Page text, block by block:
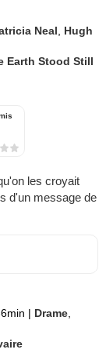
Neal
Hugh
Earth Stood Still
les croyait
d'un message de
| Drame